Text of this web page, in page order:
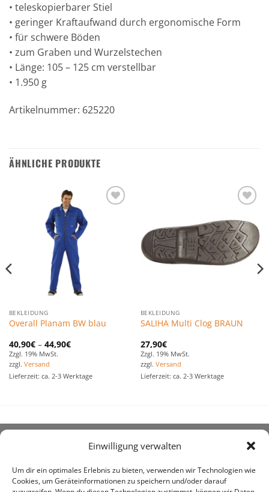
Einwilligung verwalten
Um dir ein optimales Erlebnis zu bieten, verwenden wir Technologien wie
Cookies, um Geräteinformationen zu speichern und/oder darauf
• teleskopierbarer Stiel
• geringer Kraftaufwand durch ergonomische Form
• für schwere Böden
• zum Graben und Wurzelstechen
• Länge: 105 – 125 cm verstellbar
• 1.950 g
Artikelnummer: 625220
ÄHNLICHE PRODUKTE
hinzufügen
BEKLEIDUNG
Overall Planam BW blau
40,90€– 44,90€
Zzgl. 19% MwSt.
zzgl. Versand
Lieferzeit: ca. 2-3 Werktage
Favoriten
hinzufügen
BEKLEIDUNG
SALIHA Multi Clog BRAUN
27,90€
Zzgl. 19% MwSt.
zzgl. Versand
Lieferzeit: ca. 2-3 Werktage